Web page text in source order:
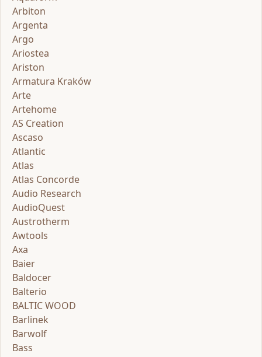
Arbiton
Argenta
Argo
Ariostea
Ariston
Armatura Kraków
Arte
Artehome
AS Creation
Ascaso
Atlantic
Atlas
Atlas Concorde
Audio Research
AudioQuest
Austrotherm
Awtools
Axa
Baier
Baldocer
Balterio
BALTIC WOOD
Barlinek
Barwolf
Bass